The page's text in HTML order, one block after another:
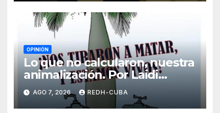
OPINIÓN
Lo que no calcularon, nuestra
animalización. Por Laidi
Fernández de Juan
AGO 7, 2026 REDH-CUBA